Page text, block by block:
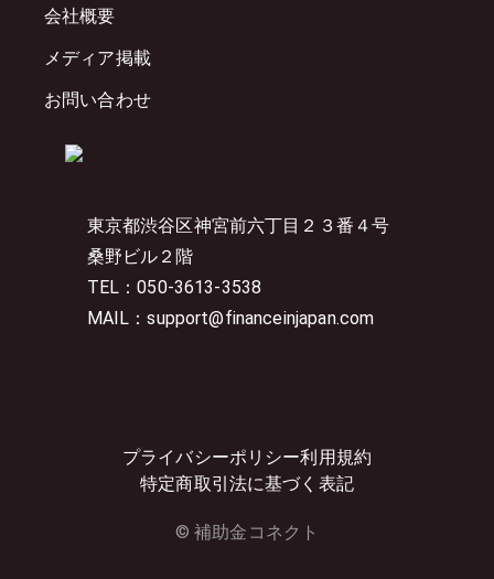
東京都渋谷区神宮前六丁目２３番４号
桑野ビル２階
TEL：050-3613-3538
MAIL：support@financeinjapan.com
プライバシーポリシー利用規約
特定商取引法に基づく表記
© 補助金コネクト
会社概要
メディア掲載
お問い合わせ